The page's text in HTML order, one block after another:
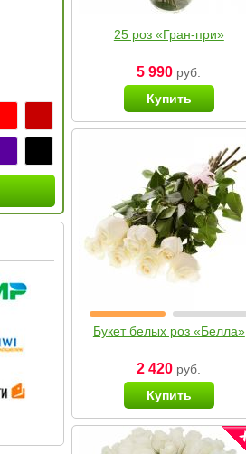
25 роз «Гран-при»
5 990 руб.
Купить
Букет белых роз «Белла»
2 420 руб.
Купить